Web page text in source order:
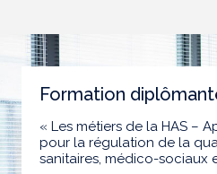
Formation
« Les métiers de la HAS –
pour la régulation de la
sanitaires, médico-sociaux